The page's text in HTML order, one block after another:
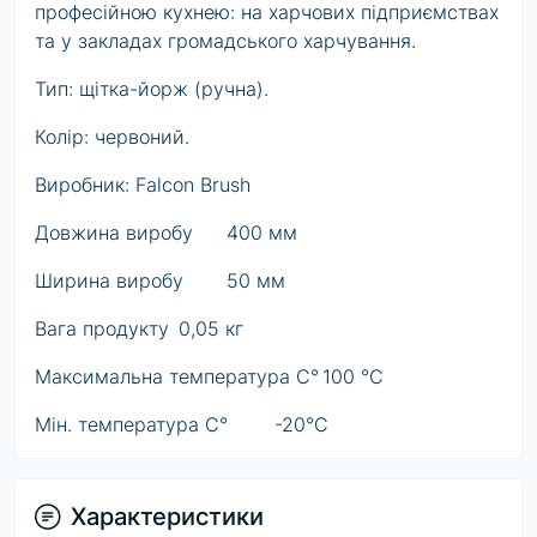
професійною кухнею: на харчових підприємствах
та у закладах громадського харчування.
Тип: щітка-йорж (ручна).
Колір: червоний.
Виробник: Falcon Brush
Довжина виробу
400 мм
Ширина виробу
50 мм
Вага продукту 0,05 кг
Максимальна температура C° 100 °C
Мін. температура C°
-20°C
Характеристики